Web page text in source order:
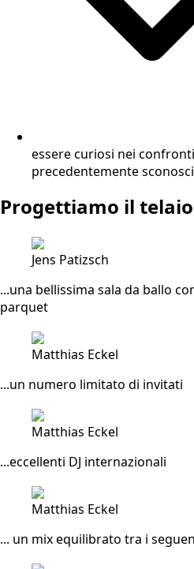
essere curiosi nei
precedentemente
Progettiamo il
Jens Patizsch
...una bellissima sala da ballo
parquet
Matthias Eckel
...un numero limitato di invitati
Matthias Eckel
...eccellenti DJ internazionali
Matthias Eckel
... un mix equilibrato tra i